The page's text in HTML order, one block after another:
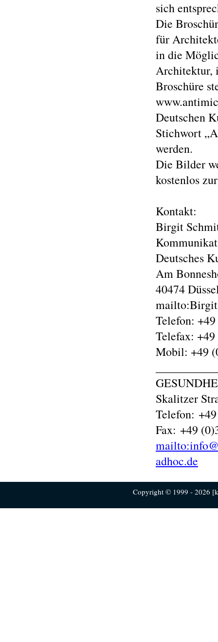
sich
Die
für
in die
Architektur,
Broschüre
Deutschen
Stichwort
werden.
Die Bilder
kostenlos
Kontakt:
Birgit
Deutsches
Am
40474
Telefon:
Telefax:
Mobil: +49
Skalitzer
Telefon:
Fax: +49
adhoc.de
Copyright © 1999 - 2026